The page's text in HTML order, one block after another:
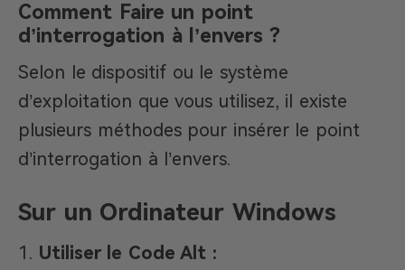
Comment Faire un point
d’interrogation à l’envers ?
Selon le dispositif ou le système
d’exploitation que vous utilisez, il existe
plusieurs méthodes pour insérer le point
d’interrogation à l’envers.
Sur un Ordinateur Windows
Utiliser le Code Alt :